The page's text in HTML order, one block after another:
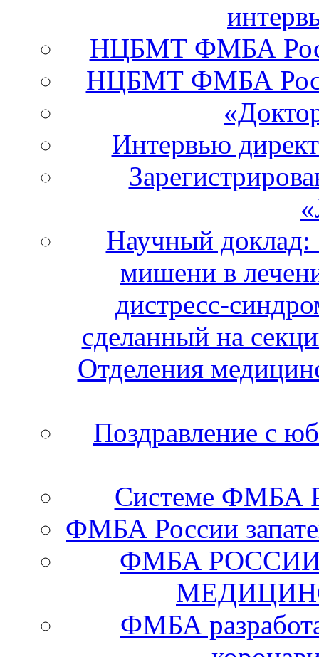
НЦБМТ ФМБА
НЦБМТ ФМБА
Интервью
Научный доклад:
мишени в
дистресс-
сделанный на
Отделения
Поздравление с
Системе ФМБА
ФМБА России
ФМБА
ФМБА